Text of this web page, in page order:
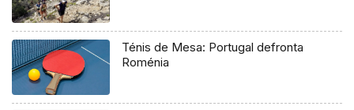
Ténis de Mesa: Portugal defronta
Roménia